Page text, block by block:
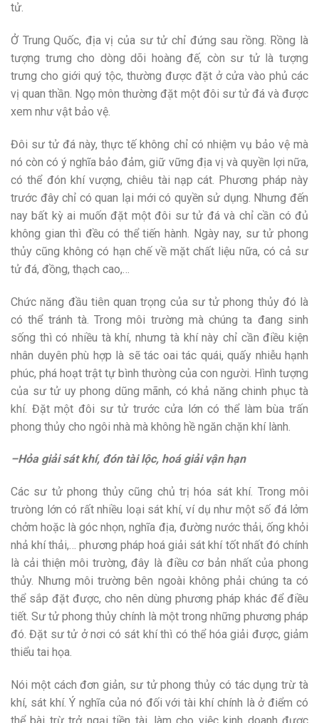
tử.
Ở Trung Quốc, địa vị của sư tử chỉ đứng sau rồng. Rồng là
tượng trưng cho dòng dõi hoàng đế, còn sư tử là tượng
trưng cho giới quý tộc, thường được đặt ở cửa vào phủ các
vị quan thần. Ngọ môn thường đặt một đôi sư tử đá và được
xem như vật bảo vệ.
Đôi sư tử đá này, thực tế không chỉ có nhiệm vụ bảo vệ mà
nó còn có ý nghĩa bảo đảm, giữ vững địa vị và quyền lợi nữa,
có thể đón khí vượng, chiêu tài nạp cát. Phương pháp này
trước đây chỉ có quan lại mới có quyền sử dụng. Nhưng đến
nay bất kỳ ai muốn đặt một đôi sư tử đá và chỉ cần có đủ
không gian thì đều có thể tiến hành. Ngày nay, sư tử phong
thủy cũng không có hạn chế về mặt chất liệu nữa, có cả sư
tử đá, đồng, thạch cao,…
Chức năng đầu tiên quan trọng của sư tử phong thủy đó là
có thể tránh tà. Trong môi trường mà chúng ta đang sinh
sống thì có nhiều tà khí, nhưng tà khí này chỉ cần điều kiện
nhân duyên phù hợp là sẽ tác oai tác quái, quấy nhiễu hạnh
phúc, phá hoạt trật tự bình thưòng của con người. Hình tượng
của sư tử uy phong dũng mãnh, có khả năng chinh phục tà
khí. Đặt một đôi sư tử trước cửa lớn có thể làm bùa trấn
phong thủy cho ngôi nhà mà không hề ngăn chặn khí lành.
–Hỏa giải sát khí, đón tài lộc, hoá giải vận hạn
Các sư tử phong thủy cũng chủ trị hóa sát khí. Trong môi
trưòng lớn có rất nhiều loại sát khí, ví dụ như một số đá lởm
chởm hoặc là góc nhọn, nghĩa địa, đường nước thải, ống khỏi
nhả khí thải,… phương pháp hoá giải sát khí tốt nhất đó chính
là cải thiện môi trường, đây là điều cơ bản nhất của phong
thủy. Nhưng môi trường bên ngoài không phải chúng ta có
thể sắp đặt được, cho nên dùng phương pháp khác để điều
tiết. Sư tử phong thủy chính là một trong những phương pháp
đó. Đặt sư tử ở nơi có sát khí thì có thể hóa giải được, giảm
thiểu tai họa.
Nói một cách đơn giản, sư tử phong thủy có tác dụng trừ tà
khí, sát khí. Ý nghĩa của nó đối với tài khí chính là ở điểm có